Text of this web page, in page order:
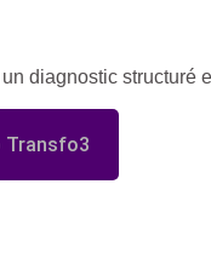
diagnostic structuré
Transfo3